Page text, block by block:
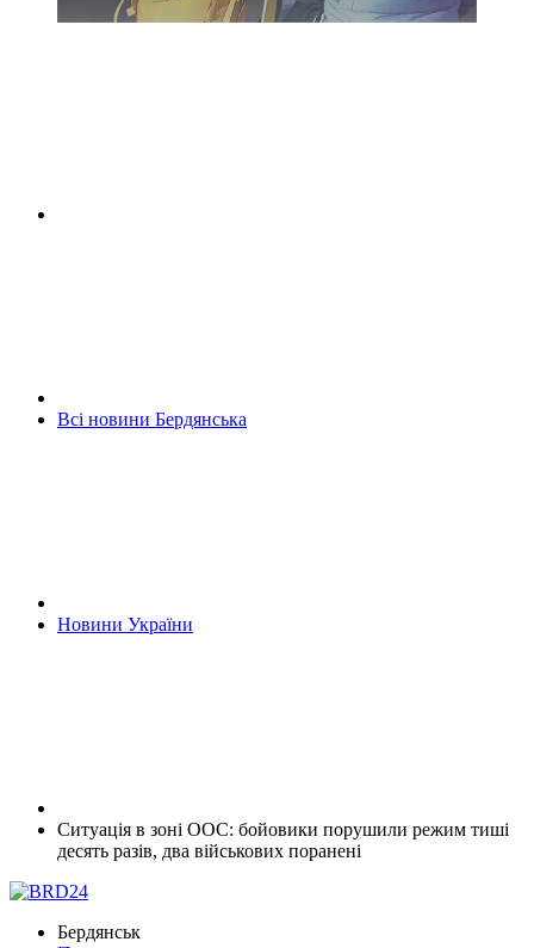
Всі новини Бердянська
Новини України
Ситуація в зоні ООС: бойовики порушили режим тиші
десять разів, два військових поранені
Бердянськ